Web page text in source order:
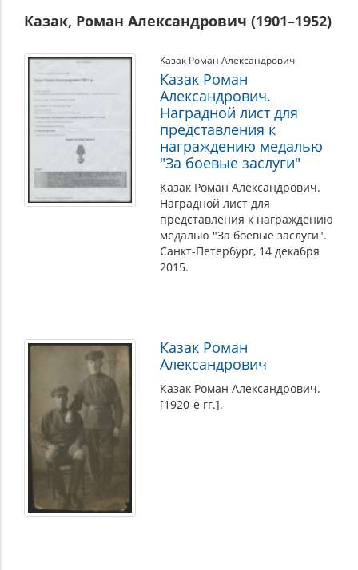
Казак, Роман Александрович (1901–1952)
Казак Роман Александрович
Казак Роман
Александрович.
Наградной лист для
представления к
награждению медалью
"За боевые заслуги"
Казак Роман Александрович.
Наградной лист для
представления к награждению
медалью "За боевые заслуги".
Санкт-Петербург, 14 декабря
2015.
Казак Роман
Александрович
Казак Роман Александрович.
[1920-е гг.].